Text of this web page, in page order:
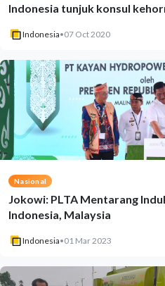
Indonesia tunjuk konsul
Indonesia•07 Oct 2020
Nasional
Jokowi: PLTA Mentarang
Indonesia, Malaysia
Indonesia•01 Mar 2023